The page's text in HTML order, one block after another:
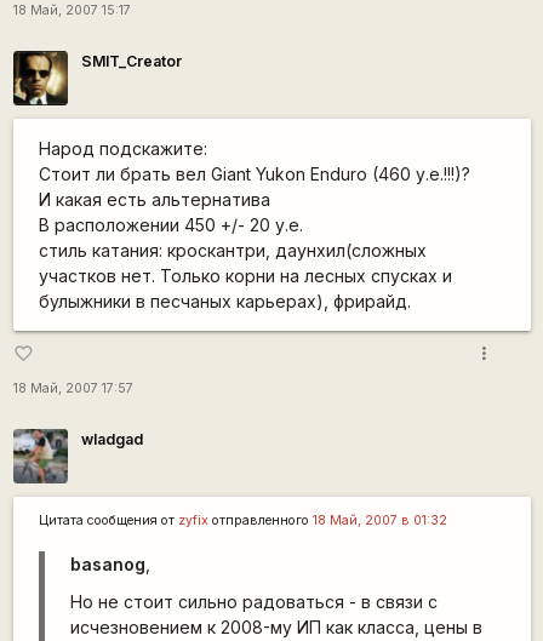
18 Май, 2007 15:17
SMIT_Creator
Народ подскажите:
Стоит ли брать вел Giant Yukon Enduro (460 у.е.!!!)?
И какая есть альтернатива
В расположении 450 +/- 20 у.е.
стиль катания: кроскантри, даунхил(сложных
участков нет. Только корни на лесных спусках и
булыжники в песчаных карьерах), фрирайд.
favorite_border
18 Май, 2007 17:57
more_vert
wladgad
Цитата сообщения от zyfixотправленного 18 Май, 2007 в 01:32
basanog
Но не стоит сильно радоваться - в связи с
исчезновением к 2008-му ИП как класса, цены в